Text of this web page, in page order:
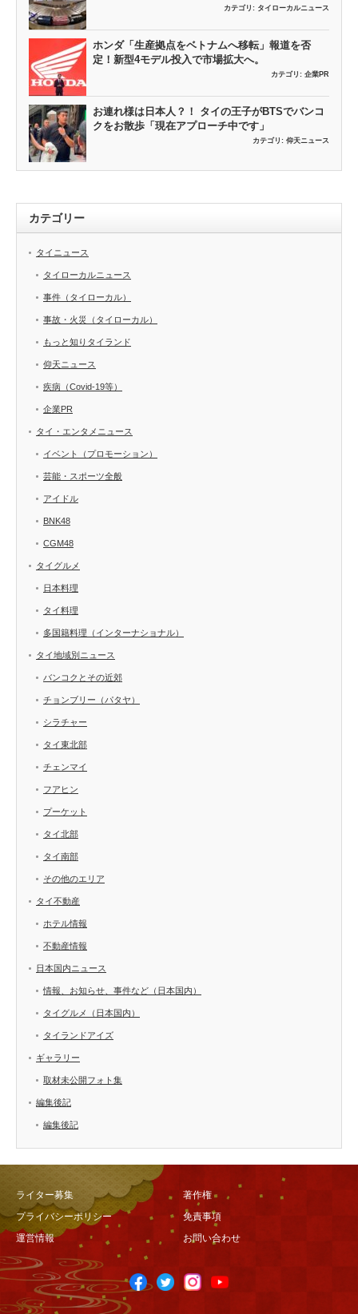
カテゴリ: タイローカルニュース
ホンダ「生産拠点をベトナムへ移転」報道を否
定！新型4モデル投入で市場拡大へ。
カテゴリ: 企業PR
お連れ様は日本人？！ タイの王子がBTSでバンコ
クをお散歩「現在アプローチ中です」
カテゴリ: 仰天ニュース
カテゴリー
タイニュース
タイローカルニュース
事件（タイローカル）
事故・火災（タイローカル）
もっと知りタイランド
仰天ニュース
疾病（Covid-19等）
企業PR
タイ・エンタメニュース
イベント（プロモーション）
芸能・スポーツ全般
アイドル
BNK48
CGM48
タイグルメ
日本料理
タイ料理
多国籍料理（インターナショナル）
タイ地域別ニュース
バンコクとその近郊
チョンブリー（パタヤ）
シラチャー
タイ東北部
チェンマイ
フアヒン
プーケット
タイ北部
タイ南部
その他のエリア
タイ不動産
ホテル情報
不動産情報
日本国内ニュース
情報、お知らせ、事件など（日本国内）
タイグルメ（日本国内）
タイランドアイズ
ギャラリー
取材未公開フォト集
編集後記
編集後記
ライター募集
著作権
プライバシーポリシー
免責事項
運営情報
お問い合わせ